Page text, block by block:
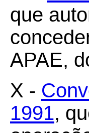
que
APAE,
X -
1991,